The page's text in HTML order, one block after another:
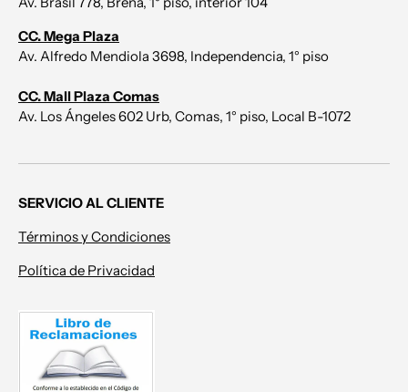
CC. Mega Plaza
Av. Alfredo Mendiola 3698, Independencia, 1° piso
CC. Mall Plaza Comas
Av. Los Ángeles 602 Urb, Comas, 1° piso, Local B-1072
SERVICIO AL CLIENTE
Términos y Condiciones
Política de Privacidad